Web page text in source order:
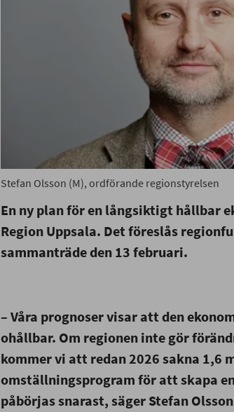
Stefan Olsson (M), ordförande regionstyrelsen
En ny plan för en långsiktigt hållbar
Region Uppsala. Det föreslås
sammanträde den 13 februari.
– Våra prognoser visar att den
ohållbar. Om regionen inte gör
kommer vi att redan 2026 sakna 1,6
omställningsprogram för att skapa
påbörjas snarast, säger Stefan